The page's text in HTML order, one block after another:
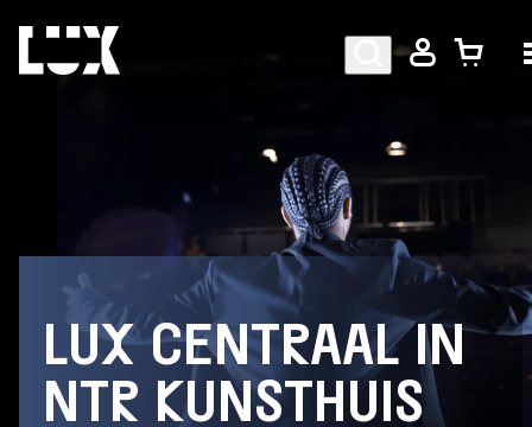
AGENDA
PROGRAMMA
CAFÉ-RESTAURANT
LUX CENTRAAL IN
NTR KUNSTHUIS